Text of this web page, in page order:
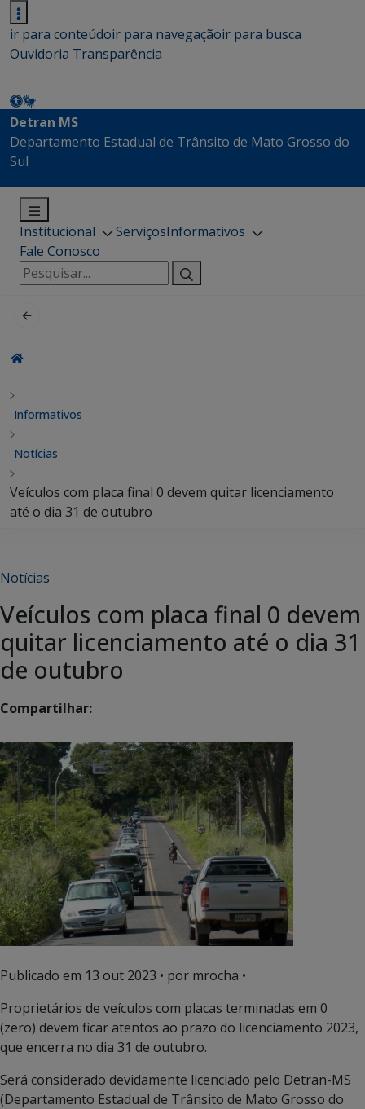
ir para conteúdoir para navegaçãoir para busca
Ouvidoria Transparência
Detran MS
Departamento Estadual de Trânsito de Mato Grosso do
Sul
Institucional ServiçosInformativos
Fale Conosco
Pesquisar
por:
Informativos
Notícias
Veículos com placa final 0 devem quitar licenciamento
até o dia 31 de outubro
Notícias
Veículos com placa final 0 devem
quitar licenciamento até o dia 31
de outubro
Compartilhar:
Publicado em 13 out 2023 • por mrocha •
Proprietários de veículos com placas terminadas em 0
(zero) devem ficar atentos ao prazo do licenciamento 2023,
que encerra no dia 31 de outubro.
Será considerado devidamente licenciado pelo Detran-MS
(Departamento Estadual de Trânsito de Mato Grosso do